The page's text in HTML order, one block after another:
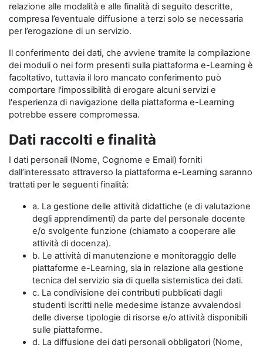
relazione alle modalità e alle finalità di seguito descritte,
compresa l’eventuale diffusione a terzi solo se necessaria
per l’erogazione di un servizio.
Il conferimento dei dati, che avviene tramite la compilazione
dei moduli o nei form presenti sulla piattaforma e-Learning è
facoltativo, tuttavia il loro mancato conferimento può
comportare l'impossibilità di erogare alcuni servizi e
l'esperienza di navigazione della piattaforma e-Learning
potrebbe essere compromessa.
Dati raccolti e finalità
I dati personali (Nome, Cognome e Email) forniti
dall’interessato attraverso la piattaforma e-Learning saranno
trattati per le seguenti finalità:
a. La gestione delle attività didattiche (e di valutazione
degli apprendimenti) da parte del personale docente
e/o svolgente funzione (chiamato a cooperare alle
attività di docenza).
b. Le attività di manutenzione e monitoraggio delle
piattaforme e-Learning, sia in relazione alla gestione
tecnica del servizio sia di quella sistemistica dei dati.
c. La condivisione dei contributi pubblicati dagli
studenti iscritti nelle medesime istanze avvalendosi
delle diverse tipologie di risorse e/o attività disponibili
sulle piattaforme.
d. La diffusione dei dati personali obbligatori (Nome,